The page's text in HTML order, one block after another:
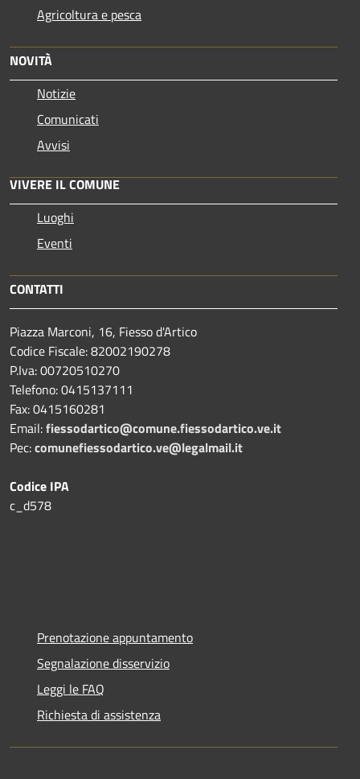
Agricoltura e pesca
NOVITÀ
Notizie
Comunicati
Avvisi
VIVERE IL COMUNE
Luoghi
Eventi
CONTATTI
Piazza Marconi, 16, Fiesso d'Artico
Codice Fiscale: 82002190278
P.Iva: 00720510270
Telefono:0415137111
Fax:0415160281
Email:fiessodartico@comune.fiessodartico.ve.it
Pec:comunefiessodartico.ve@legalmail.it
Codice IPA
c_d578
Prenotazione appuntamento
Segnalazione disservizio
Leggi le FAQ
Richiesta di assistenza